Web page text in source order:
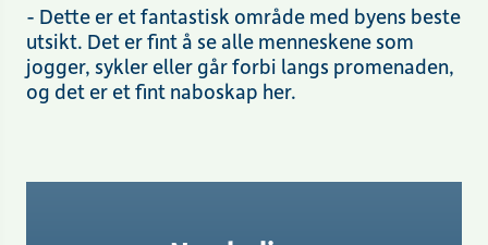
- Dette er et fantastisk område med byens beste
utsikt. Det er fint å se alle menneskene som
jogger, sykler eller går forbi langs promenaden,
og det er et fint naboskap her.